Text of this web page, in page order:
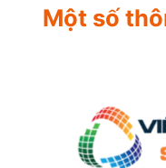
Một số